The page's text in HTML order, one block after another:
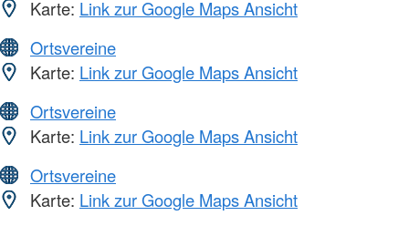
Karte: Link zur Google Maps Ansicht
Ortsvereine
Karte: Link zur Google Maps Ansicht
Ortsvereine
Karte: Link zur Google Maps Ansicht
Ortsvereine
Karte: Link zur Google Maps Ansicht